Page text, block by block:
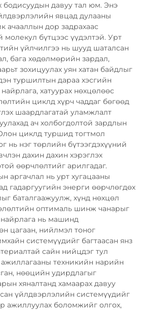
бодисуудын давуу тал юм. Энэ
явцад дулааны
ачааллын дор задрахаас
молекул бүтцээс үүдэлтэй. Урт
үйлчилгээ нь шууд шаталсан
бага хөдөлмөрийн зардал,
зохицуулах уян хатан байдлыг
туршилтын дараа хэсгийн
хатуурах нөхцөлөөс
циклд хүрч чаддаг бөгөөд
шаардлагатай уламжлалт
ач холбогдолтой зардлын
циклд туршид тогтмол
нь нэг төрлийн бүтээгдэхүүний
дахин дахин хэрэглэх
өөрчлөлтийг арилгадаг.
аргачлал нь урт хугацааны
гадаргуугийн энерги өөрчлөгдөх
баталгаажуулж, хүнд нөхцөл
оптималь шинж чанарыг
найрлага нь машинд
цагаан, нийлмэл тоног
системүүдийг багтаасан янз
сайн нийцдэг тул
техникийн нарийн
нөөцийн удирдлагыг
хяналтанд хамаарах давуу
үйлдвэрлэлийн системүүдийг
ажиллуулах боломжийг олгох,